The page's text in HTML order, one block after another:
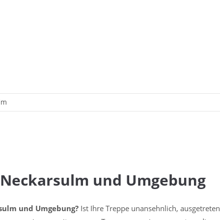
und Umgebung
und Umgebung? Ist Ihre Treppe unansehnlich,